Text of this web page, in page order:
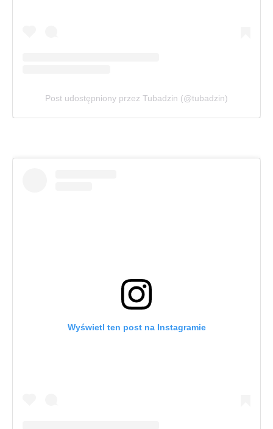
Post udostępniony przez Tubadzin (@tubadzin)
Wyświetl ten post na Instagramie